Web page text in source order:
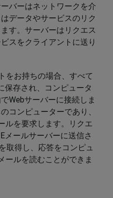
バーはネットワークを介
データやサービスのリク
す。サーバーはリクエス
スをクライアントに送り
をお持ちの場合、すべて
保存され、コンピュータ
Webサーバーに接続しま
コンピューターであり、
ルを要求します。リクエ
メールサーバーに送信さ
取得し、応答をコンピュ
ールを読むことができま